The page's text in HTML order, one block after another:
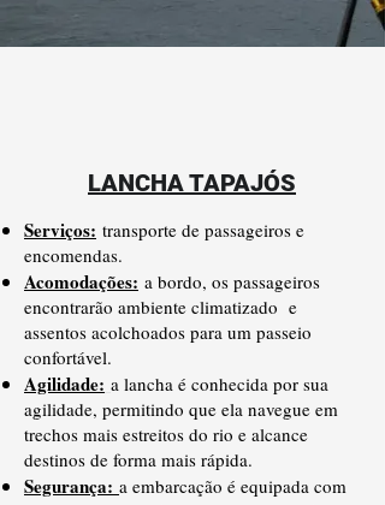
LANCHA TAPAJÓS
Serviços: transporte de passageiros e
encomendas.
Acomodações: a bordo, os passageiros
encontrarão ambiente climatizado e
assentos acolchoados para um passeio
confortável.
Agilidade: a lancha é conhecida por sua
agilidade, permitindo que ela navegue em
trechos mais estreitos do rio e alcance
destinos de forma mais rápida.
Segurança: a embarcação é equipada com